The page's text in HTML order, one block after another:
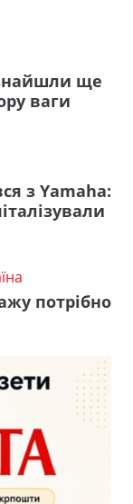
знайшли ще
ваги
з Yamaha:
потрібно